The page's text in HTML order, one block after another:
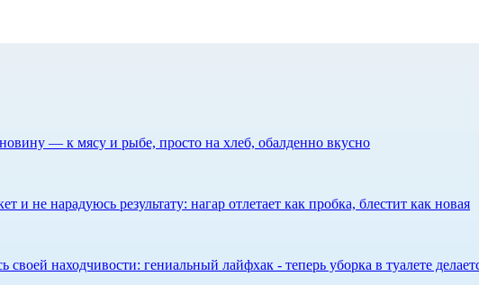
— к мясу и рыбе, просто на хлеб, обалденно вкусно
и не нарадуюсь результату: нагар отлетает как пробка, блестит как новая
находчивости: гениальный лайфхак - теперь уборка в туалете